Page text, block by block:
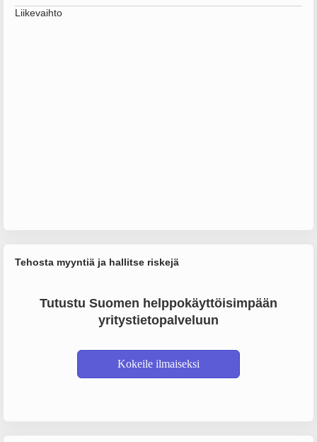
Liikevaihto
Tehosta myyntiä ja hallitse riskejä
Tutustu Suomen helppokäyttöisimpään
yritystietopalveluun
Kokeile ilmaiseksi